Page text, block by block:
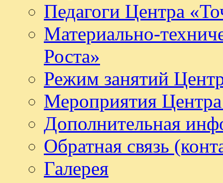
Педагоги Центра
Материально-
Роста»
Режим занятий
Мероприятия
Дополнительная
Обратная связь
Галерея